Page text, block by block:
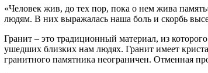
«Человек жив, до тех пор, пока о нем жива
людям. В них выражалась наша боль и скорбь
Гранит – это традиционный материал, из
ушедших близких нам людях. Гранит имеет
гранитного памятника неограничен. Отменная